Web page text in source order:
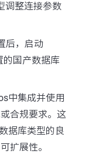
调整连接参数
后，启动
的国产数据库
中集成并使用
合规要求。这
据库类型的良
扩展性。